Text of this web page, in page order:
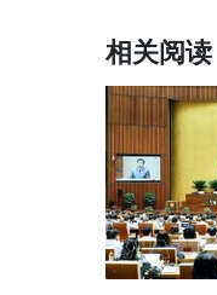
相关阅读